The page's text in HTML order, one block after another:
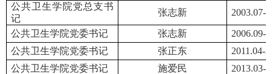
公共卫生学院党总支书
记
张志新 2003.07-
公共卫生学院党委书记 张志新
2006.09-
公共卫生学院党委书记
张正东
2011.04-
公共卫生学院党委书记
施爱民
2013.03-